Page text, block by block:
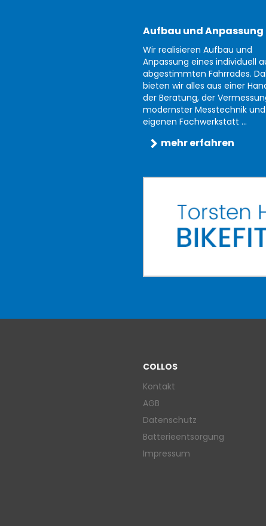
Aufbau und Anpassung
Wir realisieren Aufbau und
Anpassung eines individuell
abgestimmten Fahrrades.
bieten wir alles aus einer
der Beratung, der
modernster Messtechnik
eigenen Fachwerkstatt ...
mehr erfahren
COLLOS
Kontakt
AGB
Datenschutz
Batterieentsorgung
Impressum